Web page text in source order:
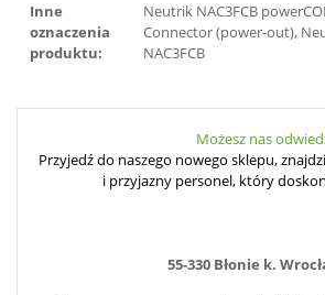
Inne
oznaczenia
produktu:
Neutrik NAC3FCB
Connector (power-out),
NAC3FCB
Możesz nas
Przyjedź do naszego nowego sklepu,
i przyjazny personel, który
55-330 Błonie k.